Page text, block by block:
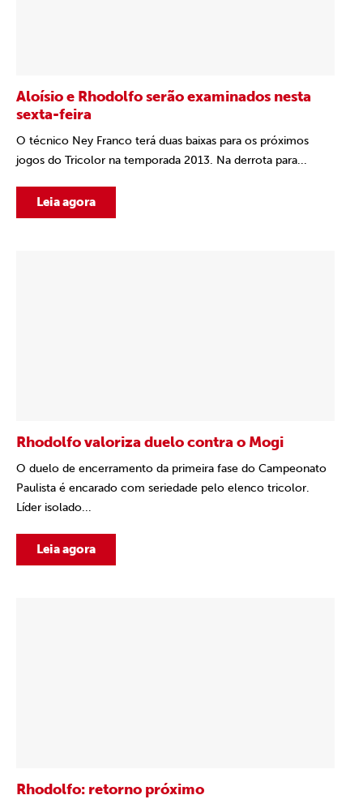
Aloísio e Rhodolfo serão examinados nesta
sexta-feira
O técnico Ney Franco terá duas baixas para os próximos
jogos do Tricolor na temporada 2013. Na derrota para...
Leia agora
Rhodolfo valoriza duelo contra o Mogi
O duelo de encerramento da primeira fase do Campeonato
Paulista é encarado com seriedade pelo elenco tricolor.
Líder isolado...
Leia agora
Rhodolfo: retorno próximo